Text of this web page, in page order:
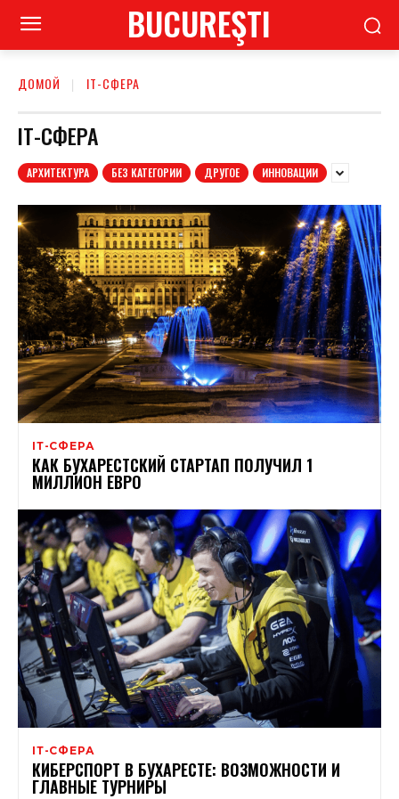
BUCUREŞTI
ДОМОЙ ІТ-СФЕРА
ІТ-СФЕРА
АРХИТЕКТУРА БЕЗ КАТЕГОРИИ ДРУГОЕ ИННОВАЦИИ
ІТ-СФЕРА
КАК БУХАРЕСТСКИЙ СТАРТАП ПОЛУЧИЛ 1
МИЛЛИОН ЕВРО
ІТ-СФЕРА
КИБЕРСПОРТ В БУХАРЕСТЕ: ВОЗМОЖНОСТИ И
ГЛАВНЫЕ ТУРНИРЫ